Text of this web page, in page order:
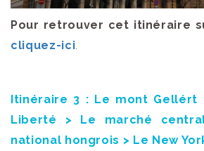
Pour retrouver cet itinéraire
cliquez-ici.
Itinéraire 3 : Le mont Gellért
Liberté > Le marché
national hongrois > Le New